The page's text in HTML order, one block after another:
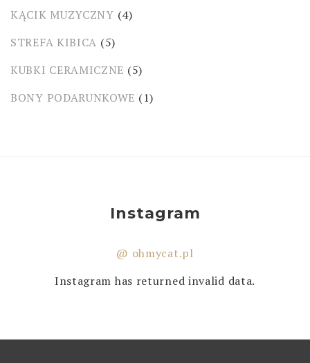
KĄCIK MUZYCZNY (4)
STREFA KIBICA (5)
KUBKI CERAMICZNE (5)
BONY PODARUNKOWE (1)
Instagram
@ ohmycat.pl
Instagram has returned invalid data.